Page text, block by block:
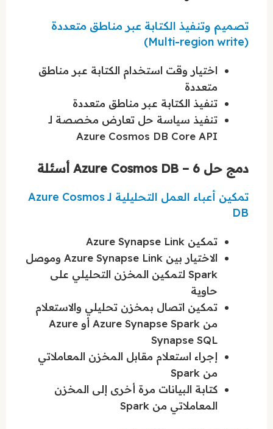
تصميم وتنفيذ الكتابة عبر مناطق متعددة
(Multi-region write)
اختيار وقت استخدام الكتابة عبر مناطق
متعددة
تنفيذ الكتابة عبر مناطق متعددة
تنفيذ سياسة حل تعارض مخصصة لـ
Azure Cosmos DB Core API
دمج حل Azure Cosmos DB – 6 أسئلة
تمكين أعباء العمل التحليلية لـ Azure Cosmos
DB
تمكين Azure Synapse Link
الاختيار بين Azure Synapse Link وموصل
Spark لتمكين المخزن التحليلي على
حاوية
تمكين اتصال بمخزن تحليلي والاستعلام
من Azure Synapse Spark أو Azure
Synapse SQL
إجراء استعلام مقابل المخزن المعاملاتي
من Spark
كتابة البيانات مرة أخرى إلى المخزن
المعاملاتي من Spark